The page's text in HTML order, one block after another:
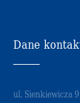
Dane
ul. Sienkiewicza 9